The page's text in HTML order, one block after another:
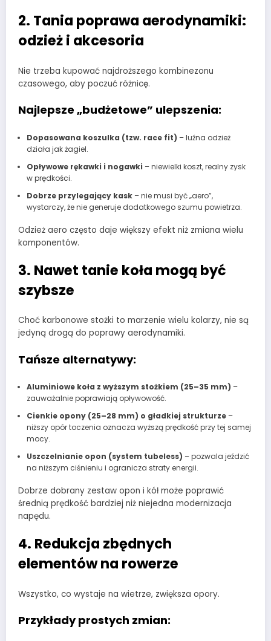
2. Tania poprawa aerodynamiki:
odzież i akcesoria
Nie trzeba kupować najdroższego kombinezonu
czasowego, aby poczuć różnicę.
Najlepsze „budżetowe” ulepszenia:
Dopasowana koszulka (tzw. race fit) – luźna odzież
działa jak żagiel.
Opływowe rękawki i nogawki – niewielki koszt, realny zysk
w prędkości.
Dobrze przylegający kask– nie musi być „aero”,
wystarczy, że nie generuje dodatkowego szumu powietrza.
Odzież aero często daje większy efekt niż zmiana wielu
komponentów.
3. Nawet tanie koła mogą być
szybsze
Choć karbonowe stożki to marzenie wielu kolarzy, nie są
jedyną drogą do poprawy aerodynamiki.
Tańsze alternatywy:
Aluminiowe koła z wyższym stożkiem (25–35 mm) –
zauważalnie poprawiają opływowość.
Cienkie opony (25–28 mm) o gładkiej strukturze–
niższy opór toczenia oznacza wyższą prędkość przy tej samej
mocy.
Uszczelnianie opon (system tubeless) – pozwala jeździć
na niższym ciśnieniu i ogranicza straty energii.
Dobrze dobrany zestaw opon i kół może poprawić
średnią prędkość bardziej niż niejedna modernizacja
napędu.
4. Redukcja zbędnych
elementów na rowerze
Wszystko, co wystaje na wietrze, zwiększa opory.
Przykłady prostych zmian: